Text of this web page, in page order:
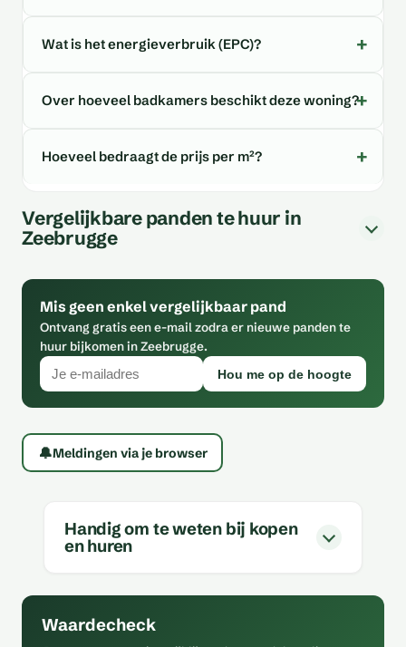
Wat is het energieverbruik (EPC)?
Over hoeveel badkamers beschikt deze woning?
Hoeveel bedraagt de prijs per m²?
Vergelijkbare panden te huur in
Zeebrugge
Mis geen enkel vergelijkbaar pand
Ontvang gratis een e-mail zodra er nieuwe panden te
huur bijkomen in Zeebrugge.
Hou me op de hoogte
🔔Meldingen via je browser
Handig om te weten bij kopen
en huren
Waardecheck